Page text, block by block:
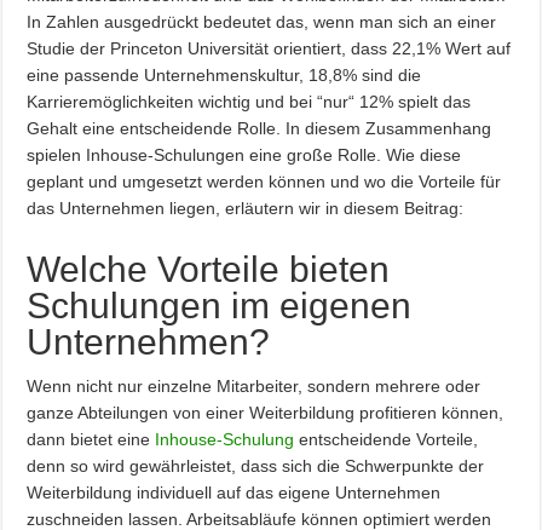
In Zahlen ausgedrückt bedeutet das, wenn man sich an einer
Studie der Princeton Universität orientiert, dass 22,1% Wert auf
eine passende Unternehmenskultur, 18,8% sind die
Karrieremöglichkeiten wichtig und bei “nur“ 12% spielt das
Gehalt eine entscheidende Rolle. In diesem Zusammenhang
spielen Inhouse-Schulungen eine große Rolle. Wie diese
geplant und umgesetzt werden können und wo die Vorteile für
das Unternehmen liegen, erläutern wir in diesem Beitrag:
Welche Vorteile bieten
Schulungen im eigenen
Unternehmen?
Wenn nicht nur einzelne Mitarbeiter, sondern mehrere oder
ganze Abteilungen von einer Weiterbildung profitieren können,
dann bietet eine Inhouse-Schulung entscheidende Vorteile,
denn so wird gewährleistet, dass sich die Schwerpunkte der
Weiterbildung individuell auf das eigene Unternehmen
zuschneiden lassen. Arbeitsabläufe können optimiert werden